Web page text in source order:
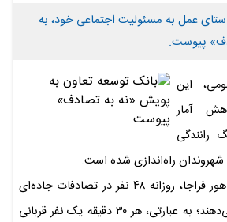
عمل به مسئولیت اجتماعی خود، به
پیوست.
این
آمار
رانندگی
راه‌اندازی شده است.
بر اساس اعلام پلیس راهور فراجا، روزانه ۴۸ نفر در تصادفات جاده‌ای
جان خود را از دست می‌دهند؛ به عبارتی، هر ۳۰ دقیقه یک نفر قربانی